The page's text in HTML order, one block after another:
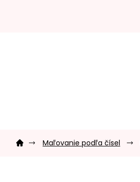
Domov Maľovanie podľa čísel